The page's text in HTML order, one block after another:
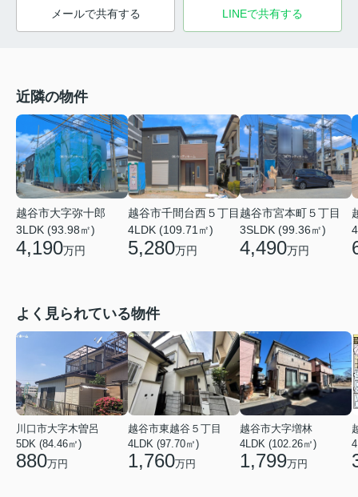
メールで共有する LINEで共有する
近隣の物件
越谷市大字弥十郎
3LDK (93.98㎡)
4,190万円
越谷市千間台西５丁目
4LDK (109.71㎡)
5,280万円
越谷市宮本町５丁目
3SLDK (99.36㎡)
4,490万円
よく見られている物件
川口市大字木曽呂
5DK (84.46㎡)
880万円
越谷市東越谷５丁目
4LDK (97.70㎡)
1,760万円
越谷市大字増林
4LDK (102.26㎡)
1,799万円